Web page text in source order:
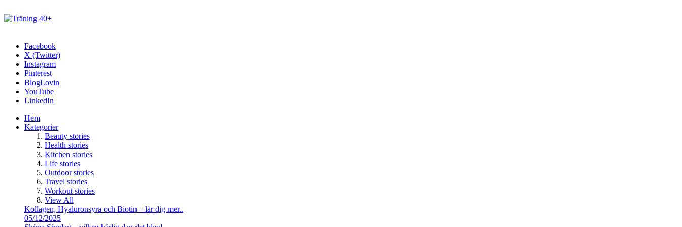
Facebook
X (Twitter)
Instagram
Pinterest
BlogLovin
YouTube
LinkedIn
Hem
Kategorier
Beauty stories
Health stories
Kitchen stories
Life stories
Outdoor stories
Travel stories
Workout stories
View All
Kollagen, Hyaluronsyra och Biotin – lär dig mer..
05/12/2025